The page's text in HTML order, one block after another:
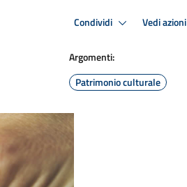
Condividi Vedi azioni
Argomenti:
Patrimonio culturale